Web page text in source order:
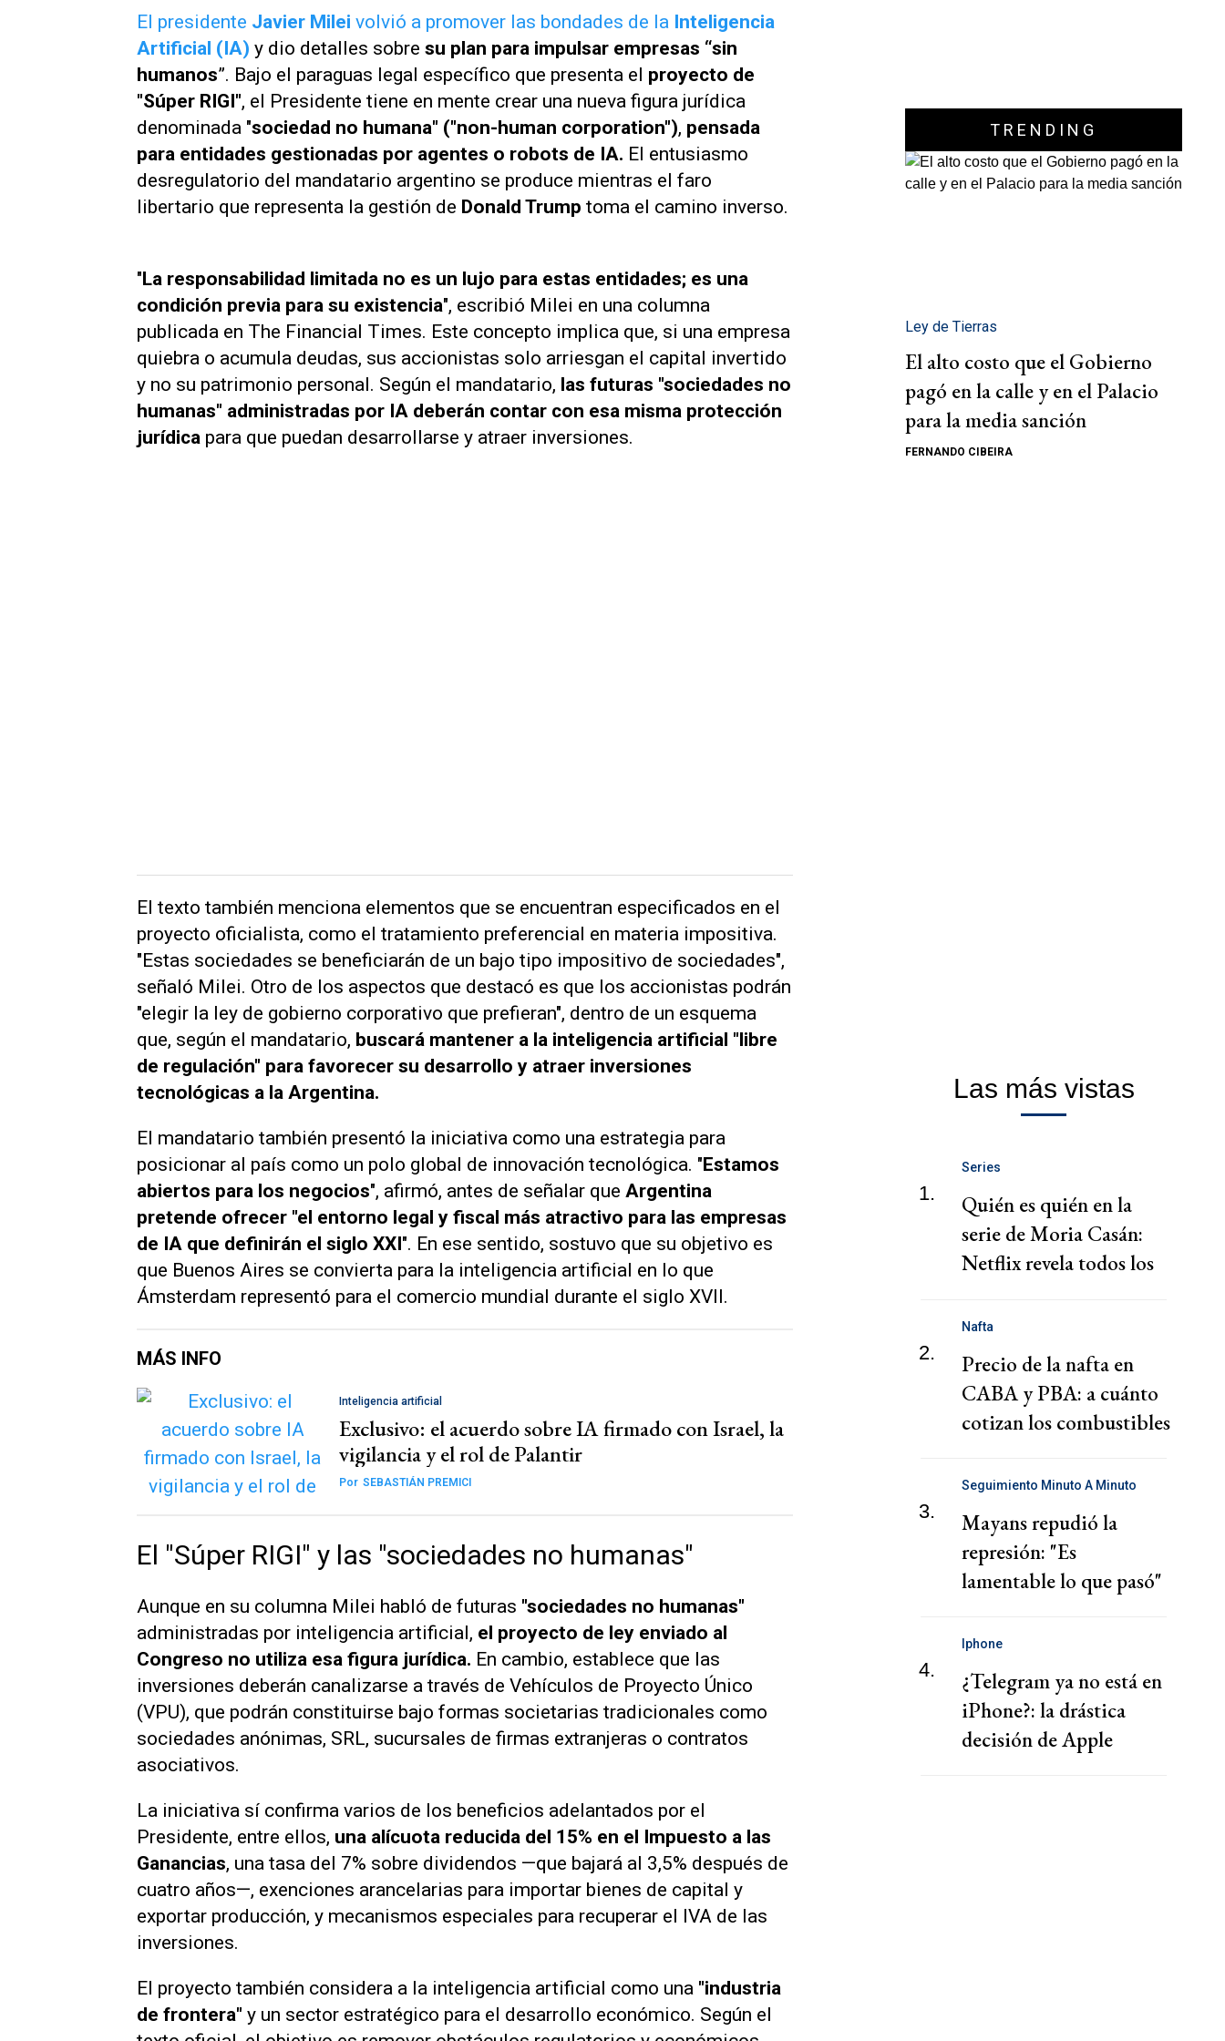
El presidente Javier Milei volvió a promover las bondades de la Inteligencia
Artificial (IA) y dio detalles sobre su plan para impulsar empresas “sin
humanos”. Bajo el paraguas legal específico que presenta el proyecto de
"Súper RIGI", el Presidente tiene en mente crear una nueva figura jurídica
denominada "sociedad no humana" ("non-human corporation"), pensada
para entidades gestionadas por agentes o robots de IA. El entusiasmo
desregulatorio del mandatario argentino se produce mientras el faro
libertario que representa la gestión de Donald Trump toma el camino inverso.
"La responsabilidad limitada no es un lujo para estas entidades; es una
condición previa para su existencia", escribió Milei en una columna
publicada en The Financial Times. Este concepto implica que, si una empresa
quiebra o acumula deudas, sus accionistas solo arriesgan el capital invertido
y no su patrimonio personal. Según el mandatario, las futuras "sociedades no
humanas" administradas por IA deberán contar con esa misma protección
jurídica para que puedan desarrollarse y atraer inversiones.
El texto también menciona elementos que se encuentran especificados en el
proyecto oficialista, como el tratamiento preferencial en materia impositiva.
"Estas sociedades se beneficiarán de un bajo tipo impositivo de sociedades",
señaló Milei. Otro de los aspectos que destacó es que los accionistas podrán
"elegir la ley de gobierno corporativo que prefieran", dentro de un esquema
que, según el mandatario, buscará mantener a la inteligencia artificial "libre
de regulación" para favorecer su desarrollo y atraer inversiones
tecnológicas a la Argentina.
El mandatario también presentó la iniciativa como una estrategia para
posicionar al país como un polo global de innovación tecnológica. "Estamos
abiertos para los negocios", afirmó, antes de señalar que Argentina
pretende ofrecer "el entorno legal y fiscal más atractivo para las empresas
de IA que definirán el siglo XXI". En ese sentido, sostuvo que su objetivo es
que Buenos Aires se convierta para la inteligencia artificial en lo que
Ámsterdam representó para el comercio mundial durante el siglo XVII.
MÁS INFO
Inteligencia artificial
Exclusivo: el acuerdo sobre IA firmado con Israel, la
vigilancia y el rol de Palantir
Por SEBASTIÁN PREMICI
El "Súper RIGI" y las "sociedades no humanas"
Aunque en su columna Milei habló de futuras "sociedades no humanas"
administradas por inteligencia artificial, el proyecto de ley enviado al
Congreso no utiliza esa figura jurídica. En cambio, establece que las
inversiones deberán canalizarse a través de Vehículos de Proyecto Único
(VPU), que podrán constituirse bajo formas societarias tradicionales como
sociedades anónimas, SRL, sucursales de firmas extranjeras o contratos
asociativos.
La iniciativa sí confirma varios de los beneficios adelantados por el
Presidente, entre ellos, una alícuota reducida del 15% en el Impuesto a las
Ganancias, una tasa del 7% sobre dividendos —que bajará al 3,5% después de
cuatro años—, exenciones arancelarias para importar bienes de capital y
exportar producción, y mecanismos especiales para recuperar el IVA de las
inversiones.
El proyecto también considera a la inteligencia artificial como una "industria
de frontera" y un sector estratégico para el desarrollo económico. Según el
TRENDING
Ley de Tierras
El alto costo que el Gobierno
pagó en la calle y en el Palacio
para la media sanción
FERNANDO CIBEIRA
Las más vistas
1.
Series
Quién es quién en la
serie de Moria Casán:
Netflix revela todos los
2.
Nafta
Precio de la nafta en
CABA y PBA: a cuánto
cotizan los combustibles
3.
Seguimiento Minuto A Minuto
Mayans repudió la
represión: "Es
lamentable lo que pasó"
4.
Iphone
¿Telegram ya no está en
iPhone?: la drástica
decisión de Apple